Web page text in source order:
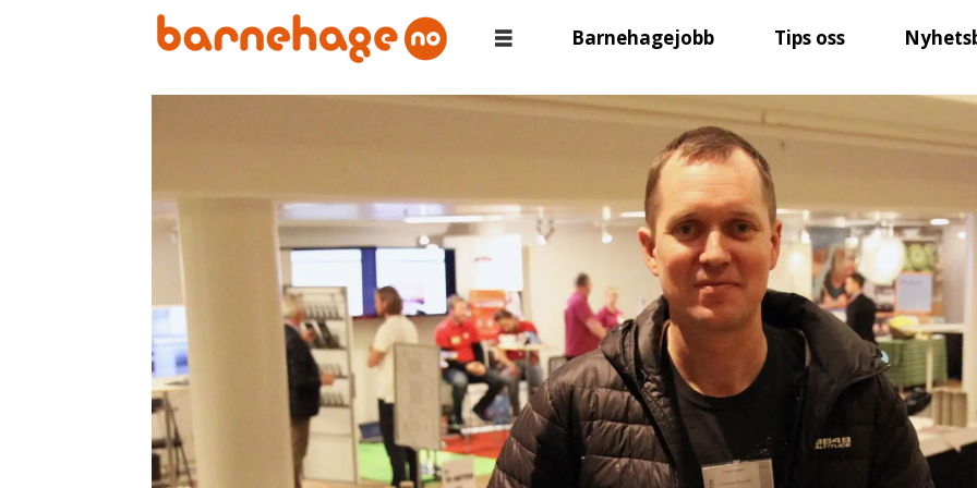
Barnehagejobb Tips oss